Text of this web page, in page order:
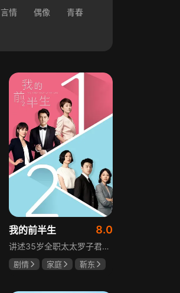
言情 偶像
青春
我的前半生 8.0
讲述35岁全职太太罗子君因丈夫突然离婚陷入人生谷底，带孩子闯入社会，从安逸走向落魄。贺涵作为事业有成的精英，平静生活被罗子君打破，需应对各类突发状况。生活逼迫罗子君重拾骨气，贺涵也收获温暖，二人历经波折，罗子君实现自我成长，贺涵也找到人生新方向，展现都市女性蜕变与情感纠葛。
剧情 家庭
靳东